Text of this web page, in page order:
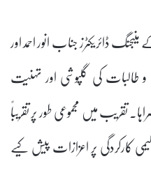
ڈائریکٹرز جناب انور احمد اور
طالبات کی گلپوشی اور تہنیت
تقریب میں مجموعی طور پر تقریباً
کارکردگی پر اعزازات پیش کیے